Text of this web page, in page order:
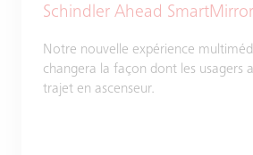
Schindler Ahead SmartMirror
Notre nouvelle expérience
changera la façon dont les usagers
trajet en ascenseur.